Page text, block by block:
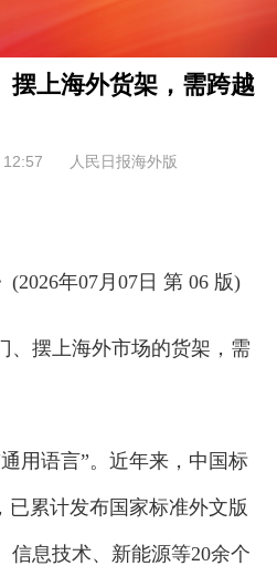
摆上海外货架，需跨越
人民日报海外版
年07月07日 第 06 版)
摆上海外市场的货架，需
语言”。近年来，中国标
已累计发布国家标准外文版
信息技术、新能源等20余个